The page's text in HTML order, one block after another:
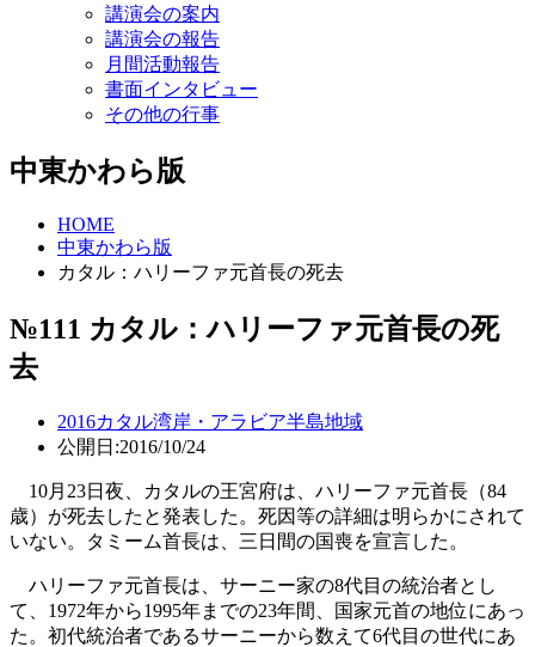
講演会の案内
講演会の報告
月間活動報告
書面インタビュー
その他の行事
中東かわら版
HOME
中東かわら版
カタル：ハリーファ元首長の死去
№111 カタル：ハリーファ元首長の死
去
2016カタル湾岸・アラビア半島地域
公開日:2016/10/24
10月23日夜、カタルの王宮府は、ハリーファ元首長（84
歳）が死去したと発表した。死因等の詳細は明らかにされて
いない。タミーム首長は、三日間の国喪を宣言した。
ハリーファ元首長は、サーニー家の8代目の統治者とし
て、1972年から1995年までの23年間、国家元首の地位にあっ
た。初代統治者であるサーニーから数えて6代目の世代にあ